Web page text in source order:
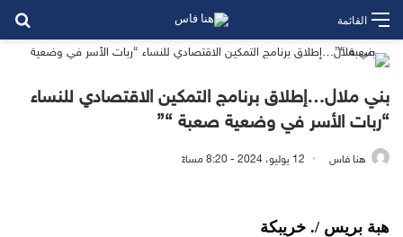
القائمة
بني ملال…إطلاق برنامج التمكين الاقتصادي للنساء
“ربات الأسر في وضعية صعبة “”
هنا فاس 12 يوليو، 2024 - 8:20 مساءً
هبة بريس /. خريبكة